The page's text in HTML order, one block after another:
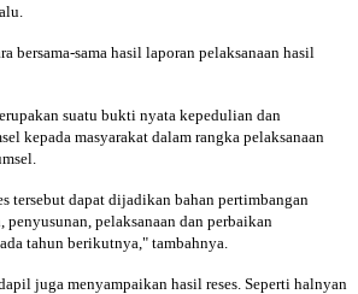
bersama-sama hasil laporan pelaksanaan hasil
suatu bukti nyata kepedulian dan
kepada masyarakat dalam rangka pelaksanaan
tersebut dapat dijadikan bahan pertimbangan
penyusunan, pelaksanaan dan perbaikan
tahun berikutnya," tambahnya.
juga menyampaikan hasil reses. Seperti halnyan